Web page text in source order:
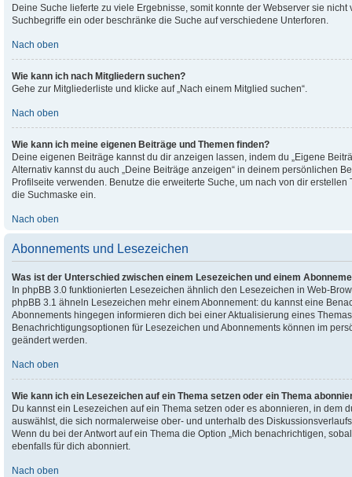
Deine Suche lieferte zu viele Ergebnisse, somit konnte der Webserver sie
Suchbegriffe ein oder beschränke die Suche auf verschiedene Unterforen.
Nach oben
Wie kann ich nach Mitgliedern suchen?
Gehe zur Mitgliederliste und klicke auf „Nach einem Mitglied suchen“.
Nach oben
Wie kann ich meine eigenen Beiträge und Themen finden?
Deine eigenen Beiträge kannst du dir anzeigen lassen, indem du „Eigene
Alternativ kannst du auch „Deine Beiträge anzeigen“ in deinem persönlichen
Profilseite verwenden. Benutze die erweiterte Suche, um nach von dir
die Suchmaske ein.
Nach oben
Abonnements und Lesezeichen
Was ist der Unterschied zwischen einem Lesezeichen und einem
In phpBB 3.0 funktionierten Lesezeichen ähnlich den Lesezeichen in Web-
phpBB 3.1 ähneln Lesezeichen mehr einem Abonnement: du kannst eine
Abonnements hingegen informieren dich bei einer Aktualisierung eines
Benachrichtigungsoptionen für Lesezeichen und Abonnements können im
geändert werden.
Nach oben
Wie kann ich ein Lesezeichen auf ein Thema setzen oder ein Thema
Du kannst ein Lesezeichen auf ein Thema setzen oder es abonnieren, in dem
auswählst, die sich normalerweise ober- und unterhalb des
Wenn du bei der Antwort auf ein Thema die Option „Mich benachrichtigen,
ebenfalls für dich abonniert.
Nach oben